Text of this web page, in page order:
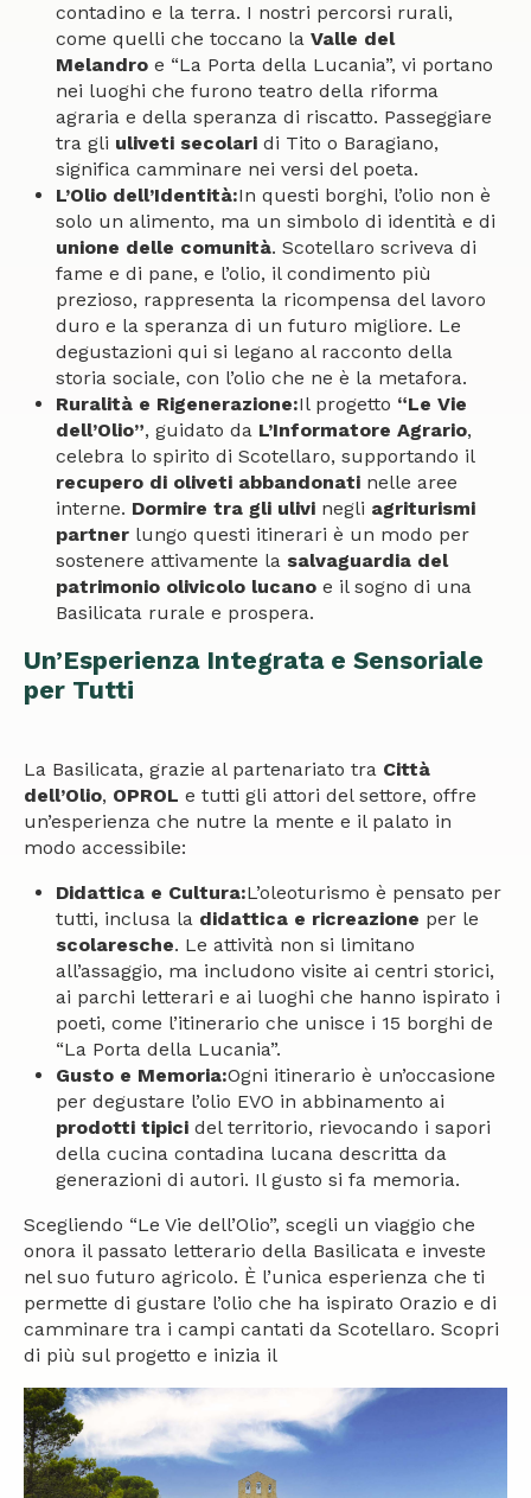
contadino e la terra. I nostri percorsi rurali,
come quelli che toccano laValle del
Melandro e “La Porta della Lucania”, vi portano
nei luoghi che furono teatro della riforma
agraria e della speranza di riscatto. Passeggiare
tra gli uliveti secolari di Tito o Baragiano,
significa camminare nei versi del poeta.
L’Olio dell’Identità:In questi borghi, l’olio non è
solo un alimento, ma un simbolo di identità e di
unione delle comunità. Scotellaro scriveva di
fame e di pane, e l’olio, il condimento più
prezioso, rappresenta la ricompensa del lavoro
duro e la speranza di un futuro migliore. Le
degustazioni qui si legano al racconto della
storia sociale, con l’olio che ne è la metafora.
Ruralità e Rigenerazione:Il progetto “Le Vie
dell’Olio”, guidato da L’Informatore Agrario,
celebra lo spirito di Scotellaro, supportando il
recupero di oliveti abbandonati nelle aree
interne. Dormire tra gli ulivi negli agriturismi
partner lungo questi itinerari è un modo per
sostenere attivamente la salvaguardia del
patrimonio olivicolo lucano e il sogno di una
Basilicata rurale e prospera.
Un’Esperienza Integrata e Sensoriale
per Tutti
La Basilicata, grazie al partenariato tra Città
dell’Olio, OPROL e tutti gli attori del settore, offre
un’esperienza che nutre la mente e il palato in
modo accessibile:
Didattica e Cultura:L’oleoturismo è pensato per
tutti, inclusa la didattica e ricreazione per le
scolaresche. Le attività non si limitano
all’assaggio, ma includono visite ai centri storici,
ai parchi letterari e ai luoghi che hanno ispirato i
poeti, come l’itinerario che unisce i 15 borghi de
“La Porta della Lucania”.
Gusto e Memoria:Ogni itinerario è un’occasione
per degustare l’olio EVO in abbinamento ai
prodotti tipici del territorio, rievocando i sapori
della cucina contadina lucana descritta da
generazioni di autori. Il gusto si fa memoria.
Scegliendo “Le Vie dell’Olio”, scegli un viaggio che
onora il passato letterario della Basilicata e investe
nel suo futuro agricolo. È l’unica esperienza che ti
permette di gustare l’olio che ha ispirato Orazio e di
camminare tra i campi cantati da Scotellaro. Scopri
di più sul progetto e inizia il